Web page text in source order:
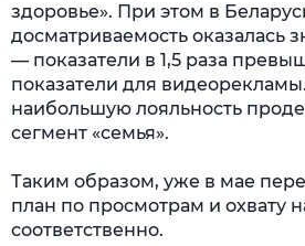
здоровье». При этом в
досматриваемость оказалась
— показатели в 1,5 раза
показатели для
наибольшую лояльность
сегмент «семья».
Таким образом, уже в мае
план по просмотрам и охвату
соответственно.